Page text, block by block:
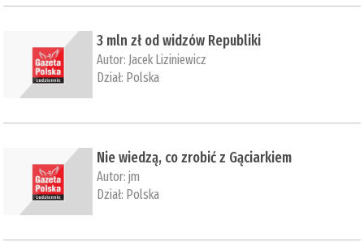
3 mln zł od widzów Republiki
Autor: Jacek Liziniewicz
Dział: Polska
Nie wiedzą, co zrobić z Gąciarkiem
Autor:jm
Dział: Polska